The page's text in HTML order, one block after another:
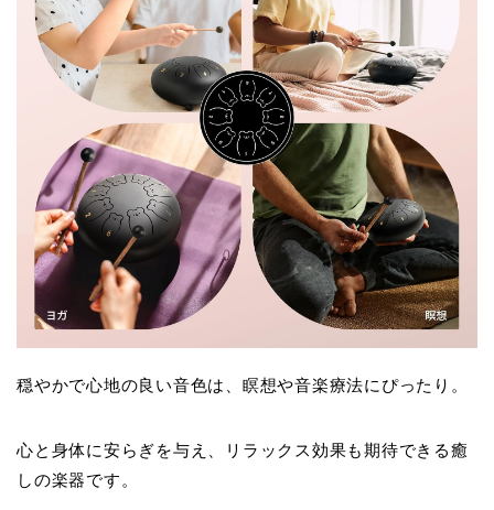
穏やかで心地の良い音色は、瞑想や音楽療法にぴったり。
心と身体に安らぎを与え、リラックス効果も期待できる癒
しの楽器です。